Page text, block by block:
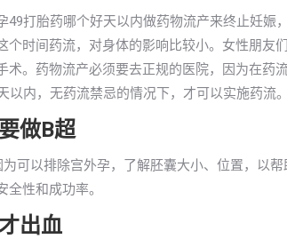
49打胎药哪个好天以内做药物流产来终止妊娠
个时间药流，对身体的影响比较小。女性朋友
术。药物流产必须要去正规的医院，因为在药
以内，无药流禁忌的情况下，才可以实施药流。
做B超
可以排除宫外孕，了解胚囊大小、位置，以
性和成功率。
出血